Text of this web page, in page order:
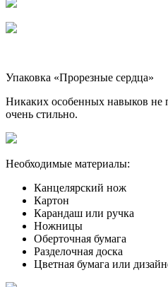
Упаковка «Прорезные сердца»
Никаких особенных навыков не
очень стильно.
Необходимые материалы:
Канцелярский нож
Картон
Карандаш или ручка
Ножницы
Оберточная бумага
Разделочная доска
Цветная бумага или